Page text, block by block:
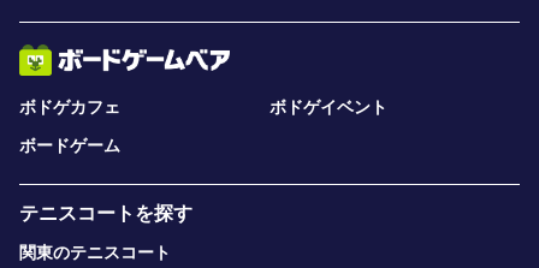
ボドゲカフェ
ボドゲイベント
ボードゲーム
テニスコートを探す
関東のテニスコート